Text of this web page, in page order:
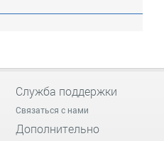
Служба поддержки
Связаться с нами
Дополнительно